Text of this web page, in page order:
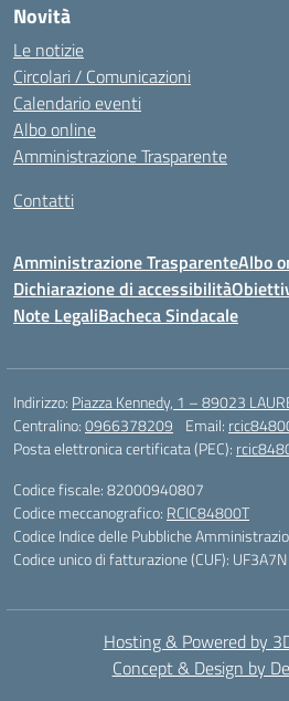
Novità
Le notizie
Circolari / Comunicazioni
Calendario eventi
Albo online
Amministrazione Trasparente
Contatti
Amministrazione TrasparenteAlbo
Dichiarazione di accessibilità
Note LegaliBacheca Sindacale
Indirizzo: Piazza Kennedy, 1 – 89023
Centralino:0966378209 Email:
Posta elettronica certificata (PEC):
Codice fiscale: 82000940807
Codice meccanografico: RCIC84800T
Codice Indice delle Pubbliche
Codice unico di fatturazione (CUF): UF3A7N
Hosting & Powered by
Concept & Design by